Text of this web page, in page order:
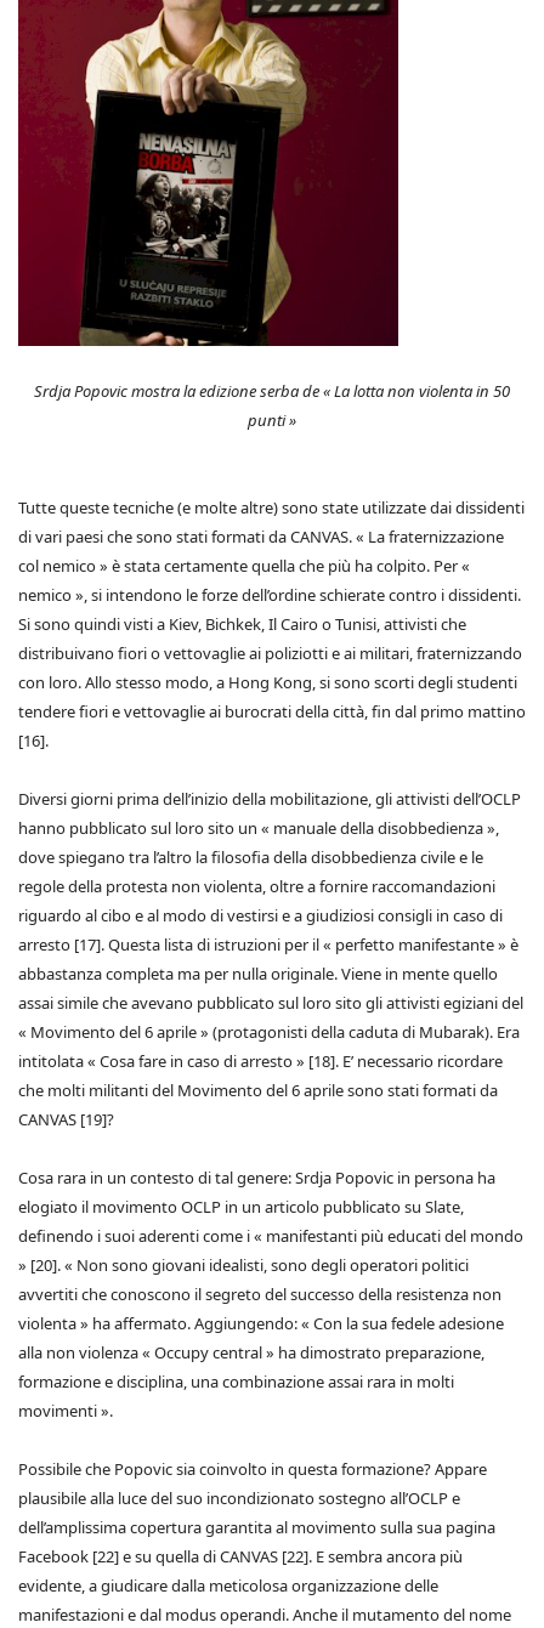
Srdja Popovic mostra la edizione serba de « La lotta non violenta in 50
punti »
Tutte queste tecniche (e molte altre) sono state utilizzate dai dissidenti
di vari paesi che sono stati formati da CANVAS. « La fraternizzazione
col nemico » è stata certamente quella che più ha colpito. Per «
nemico », si intendono le forze dell’ordine schierate contro i dissidenti.
Si sono quindi visti a Kiev, Bichkek, Il Cairo o Tunisi, attivisti che
distribuivano fiori o vettovaglie ai poliziotti e ai militari, fraternizzando
con loro. Allo stesso modo, a Hong Kong, si sono scorti degli studenti
tendere fiori e vettovaglie ai burocrati della città, fin dal primo mattino
[16].
Diversi giorni prima dell’inizio della mobilitazione, gli attivisti dell’OCLP
hanno pubblicato sul loro sito un « manuale della disobbedienza »,
dove spiegano tra l’altro la filosofia della disobbedienza civile e le
regole della protesta non violenta, oltre a fornire raccomandazioni
riguardo al cibo e al modo di vestirsi e a giudiziosi consigli in caso di
arresto [17]. Questa lista di istruzioni per il « perfetto manifestante » è
abbastanza completa ma per nulla originale. Viene in mente quello
assai simile che avevano pubblicato sul loro sito gli attivisti egiziani del
« Movimento del 6 aprile » (protagonisti della caduta di Mubarak). Era
intitolata « Cosa fare in caso di arresto » [18]. E’ necessario ricordare
che molti militanti del Movimento del 6 aprile sono stati formati da
CANVAS [19]?
Cosa rara in un contesto di tal genere: Srdja Popovic in persona ha
elogiato il movimento OCLP in un articolo pubblicato su Slate,
definendo i suoi aderenti come i « manifestanti più educati del mondo
» [20]. « Non sono giovani idealisti, sono degli operatori politici
avvertiti che conoscono il segreto del successo della resistenza non
violenta » ha affermato. Aggiungendo: « Con la sua fedele adesione
alla non violenza « Occupy central » ha dimostrato preparazione,
formazione e disciplina, una combinazione assai rara in molti
movimenti ».
Possibile che Popovic sia coinvolto in questa formazione? Appare
plausibile alla luce del suo incondizionato sostegno all’OCLP e
dell’amplissima copertura garantita al movimento sulla sua pagina
Facebook [22] e su quella di CANVAS [22]. E sembra ancora più
evidente, a giudicare dalla meticolosa organizzazione delle
manifestazioni e dal modus operandi. Anche il mutamento del nome